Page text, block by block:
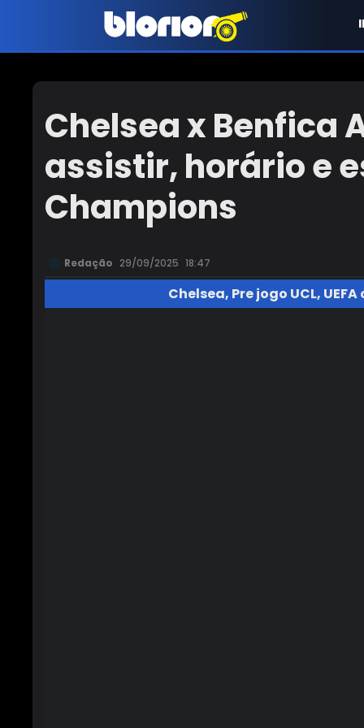
Chelsea x Benfica
assistir, horário e
Champions
Redação 29/09/2025 18:47
Chelsea, Pre jogo UCL,